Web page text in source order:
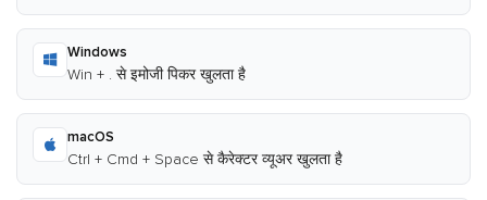
Windows
Win + . से इमोजी पिकर खुलता है
macOS
Ctrl + Cmd + Space से कैरेक्टर व्यूअर खुलता है